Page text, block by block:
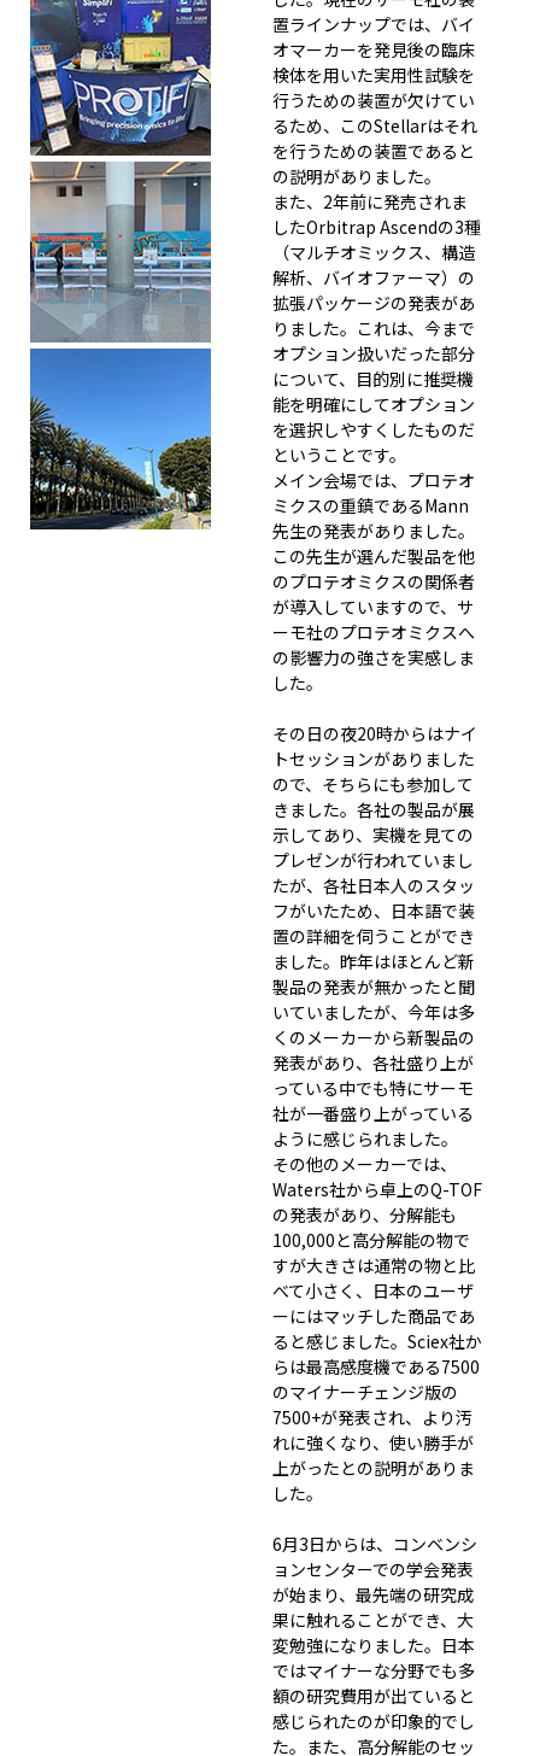
置ラインナップでは、バイ
オマーカーを発見後の臨床
検体を用いた実用性試験を
行うための装置が欠けてい
るため、このStellarはそれ
を行うための装置であると
の説明がありました。
また、2年前に発売されま
したOrbitrap Ascendの3種
（マルチオミックス、構造
解析、バイオファーマ）の
拡張パッケージの発表があ
りました。これは、今まで
オプション扱いだった部分
について、目的別に推奨機
能を明確にしてオプション
を選択しやすくしたものだ
ということです。
メイン会場では、プロテオ
ミクスの重鎮であるMann
先生の発表がありました。
この先生が選んだ製品を他
のプロテオミクスの関係者
が導入していますので、サ
ーモ社のプロテオミクスへ
の影響力の強さを実感しま
した。
その日の夜20時からはナイ
トセッションがありました
ので、そちらにも参加して
きました。各社の製品が展
示してあり、実機を見ての
プレゼンが行われていまし
たが、各社日本人のスタッ
フがいたため、日本語で装
置の詳細を伺うことができ
ました。昨年はほとんど新
製品の発表が無かったと聞
いていましたが、今年は多
くのメーカーから新製品の
発表があり、各社盛り上が
っている中でも特にサーモ
社が一番盛り上がっている
ように感じられました。
その他のメーカーでは、
Waters社から卓上のQ-TOF
の発表があり、分解能も
100,000と高分解能の物で
すが大きさは通常の物と比
べて小さく、日本のユーザ
ーにはマッチした商品であ
ると感じました。Sciex社か
らは最高感度機である7500
のマイナーチェンジ版の
7500+が発表され、より汚
れに強くなり、使い勝手が
上がったとの説明がありま
した。
6月3日からは、コンベンシ
ョンセンターでの学会発表
が始まり、最先端の研究成
果に触れることができ、大
変勉強になりました。日本
ではマイナーな分野でも多
額の研究費用が出ていると
感じられたのが印象的でし
た。また、高分解能のセッ